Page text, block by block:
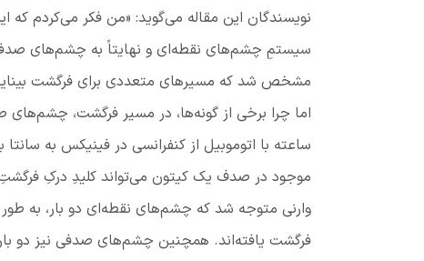
نویسندگان این مقاله می‌گوید: «من فکر می‌کردم
سیستمِ چشم‌های نقطه‌ای و نهایتاً به چشم‌های
مشخص شد که مسیرهای متعددی برای فرگشت
اما چرا برخی از گونه‌ها، در مسیر فرگشت،
ساعته با اتوموبیل از کنفرانسی در فینیکس به
موجود در صدف یک کیتون می‌تواند کلیدِ درکِ فرگشتِ
وارنی متوجه شد که چشم‌های نقطه‌ای دو بار، به
فرگشت یافته‌اند. همچنین چشم‌های صدفی نیز دو